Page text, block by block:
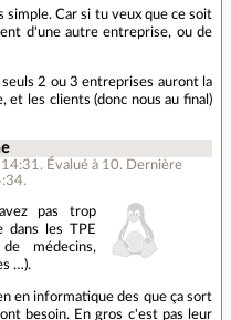
simple. Car si tu veux que ce soit
d'une autre entreprise, ou de
2 ou 3 entreprises auront la
et les clients (donc nous au final)
. Évalué à 10. Dernière
pas trop
dans les TPE
médecins,
…).
en informatique des que ça sort
besoin. En gros c'est pas leur